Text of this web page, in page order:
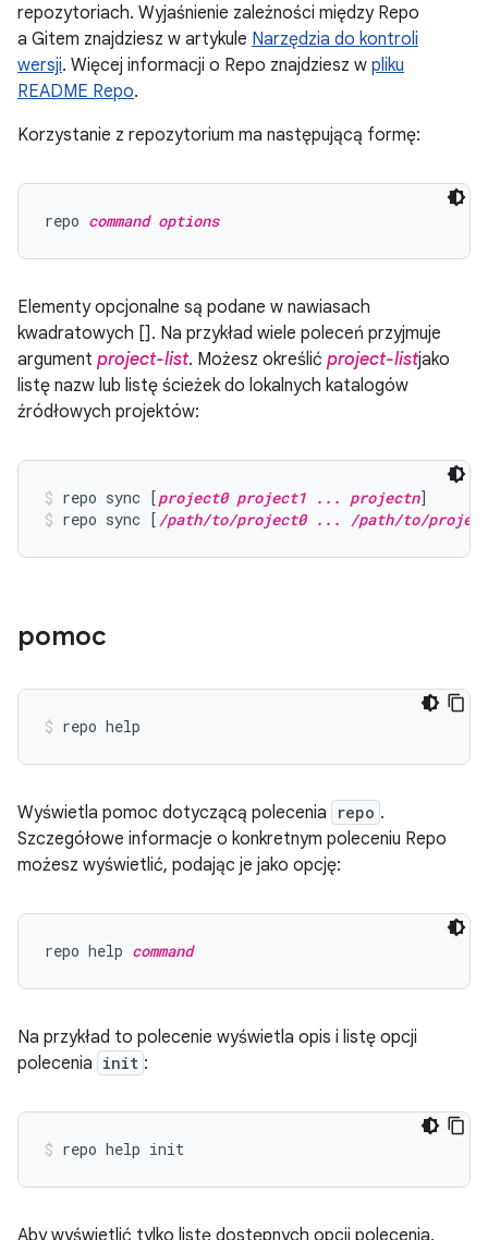
repozytoriach. Wyjaśnienie zależności między Repo
a Gitem znajdziesz w artykule Narzędzia do kontroli
wersji. Więcej informacji o Repo znajdziesz w pliku
README Repo.
Korzystanie z repozytorium ma następującą formę:
repo command options
Elementy opcjonalne są podane w nawiasach
kwadratowych []. Na przykład wiele poleceń przyjmuje
argument project-list. Możesz określić project-listjako
listę nazw lub listę ścieżek do lokalnych katalogów
źródłowych projektów:
repo sync [project0 project1 ... projectn]
repo sync [ /path/to/project0 ... /path/to/
pomoc
Wyświetla pomoc dotyczącą polecenia repo .
Szczegółowe informacje o konkretnym poleceniu Repo
możesz wyświetlić, podając je jako opcję:
repo help command
Na przykład to polecenie wyświetla opis i listę opcji
polecenia init :
Aby wyświetlić tylko listę dostępnych opcji polecenia,